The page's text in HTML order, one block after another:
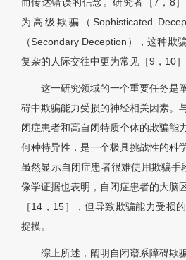
而传达错误的信念。研究者［7，8
为高级欺骗（Sophisticated
（Secondary Deception），这种欺
复杂的人际交往中更为常见［9，10］
这一研究领域的一个重要任务是
碍中欺骗能力受损的神经相关因素。
闭症患者和高自闭特质个体的欺骗能
何种特异性，是一个极具挑战性的科
虽然显示自闭症患者很难使用欺骗手
像学证据也表明，自闭症患者的大脑
［14，15］，但导致欺骗能力受损
捉摸。
综上所述，阐明自闭谱系障碍欺